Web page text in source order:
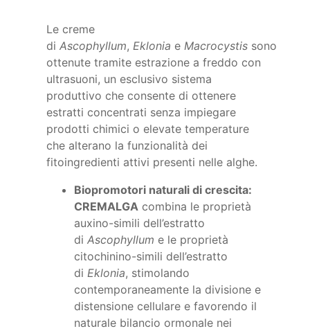
Le creme
diAscophyllum,Eklonia eMacrocystis sono
ottenute tramite estrazione a freddo con
ultrasuoni, un esclusivo sistema
produttivo che consente di ottenere
estratti concentrati senza impiegare
prodotti chimici o elevate temperature
che alterano la funzionalità dei
fitoingredienti attivi presenti nelle alghe.
Biopromotori naturali di crescita:
CREMALGA combina le proprietà
auxino-simili dell’estratto
diAscophyllum e le proprietà
citochinino-simili dell’estratto
diEklonia, stimolando
contemporaneamente la divisione e
distensione cellulare e favorendo il
naturale bilancio ormonale nei